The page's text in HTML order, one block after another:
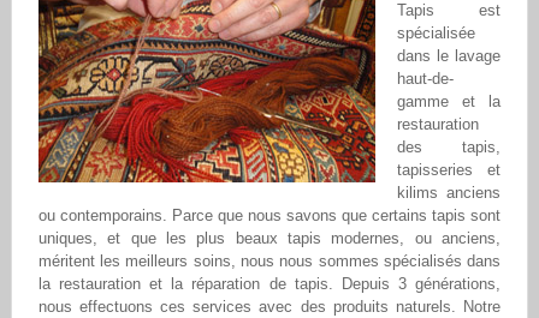
Tapis est
spécialisée
dans le lavage
haut-de-
gamme et la
restauration
des tapis,
tapisseries et
kilims anciens
ou contemporains. Parce que nous savons que certains tapis sont
uniques, et que les plus beaux tapis modernes, ou anciens,
méritent les meilleurs soins, nous nous sommes spécialisés dans
la restauration et la réparation de tapis. Depuis 3 générations,
nous effectuons ces services avec des produits naturels. Notre